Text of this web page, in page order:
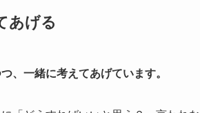
あげる
、一緒に考えてあげています。